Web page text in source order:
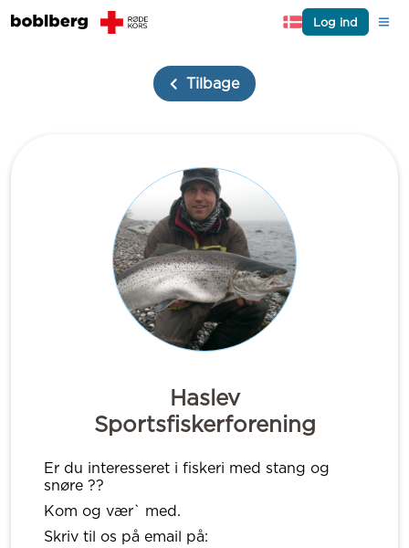
Log ind
Tilbage
Haslev
Sportsfiskerforening
Er du interesseret i fiskeri med stang og
snøre ??
Kom og vær` med.
Skriv til os på email på: